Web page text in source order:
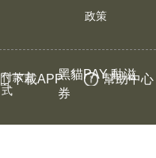
政策
付款方
式
黑貓PAY 動滋
券
下載APP 幫助中心